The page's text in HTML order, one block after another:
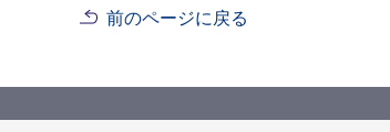
前のページに戻る